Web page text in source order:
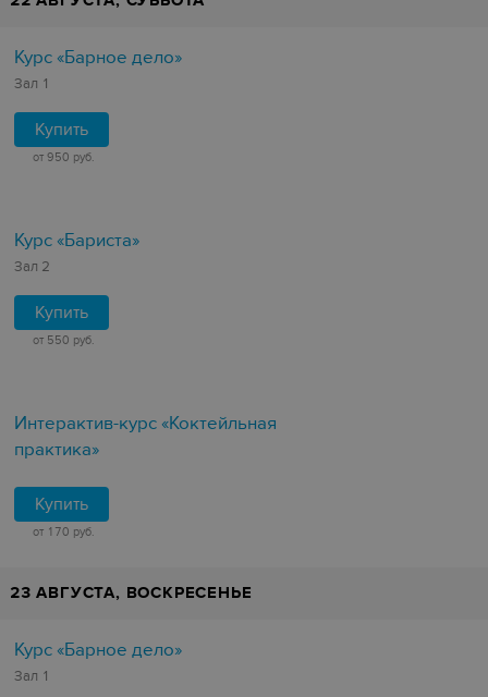
Курс «Барное дело»
Зал 1
Купить
от 950 руб.
Курс «Бариста»
Зал 2
Купить
от 550 руб.
Интерактив-курс «Коктейльная
практика»
Купить
от 170 руб.
23 АВГУСТА, ВОСКРЕСЕНЬЕ
Курс «Барное дело»
Зал 1